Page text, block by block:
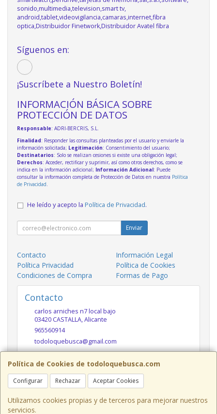
Política de Cookies de todoloquebusca.com
Configurar Rechazar Aceptar Cookies
Utilizamos cookies propias y de terceros para mejorar nuestros
servicios.
sonido,multimedia,television,smart tv,
android,tablet,videovigilancia,camaras,internet,fibra
optica,Distribuidor Finetwork,Distribuidor Avatel fibra
Síguenos en:
¡Suscríbete a Nuestro Boletín!
INFORMACIÓN BÁSICA SOBRE
PROTECCIÓN DE DATOS
Responsable: ADRI-BERCRIS, S.L.
Finalidad: Responder las consultas planteadas por el usuario y enviarle la
información solicitada; Legitimación: Consentimiento del usuario;
Destinatarios: Solo se realizan cesiones si existe una obligación legal;
Derechos: Acceder, rectificar y suprimir, así como otros derechos, como se
indica en la información adicional; Información Adicional: Puede
consultar la información completa de Protección de Datos en nuestra Política
de Privacidad.
He leído y acepto la Política de Privacidad.
Enviar
Contacto
Información Legal
Política Privacidad
Política de Cookies
Condiciones de Compra
Formas de Pago
Contacto
carlos arniches n7 local bajo
03420 CASTALLA,Alicante
965560914
todoloquebusca@gmail.com
Horario
10h a 14h y 17h a 20h